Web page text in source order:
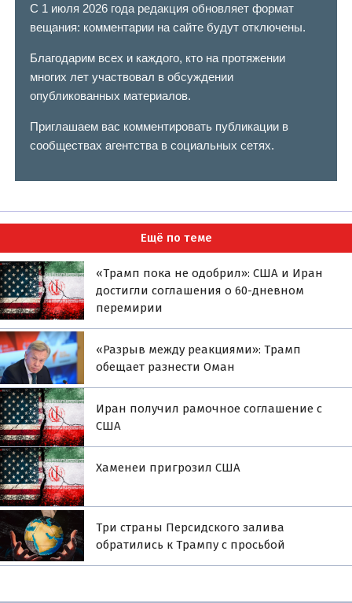
С 1 июля 2026 года редакция обновляет формат
вещания: комментарии на сайте будут отключены.
Благодарим всех и каждого, кто на протяжении
многих лет участвовал в обсуждении
опубликованных материалов.
Приглашаем вас комментировать публикации в
сообществах агентства в социальных сетях.
Ещё по теме
«Трамп пока не одобрил»: США и Иран
достигли соглашения о 60-дневном
перемирии
«Разрыв между реакциями»: Трамп
обещает разнести Оман
Иран получил рамочное соглашение с
США
Хаменеи пригрозил США
Три страны Персидского залива
обратились к Трампу с просьбой